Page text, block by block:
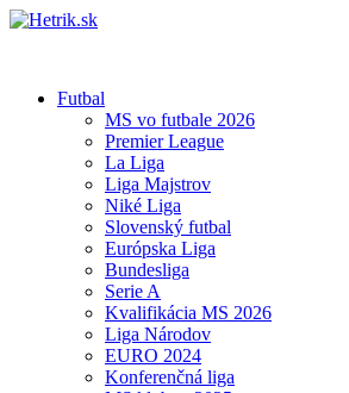
Futbal
MS vo futbale 2026
Premier League
La Liga
Liga Majstrov
Niké Liga
Slovenský futbal
Európska Liga
Bundesliga
Serie A
Kvalifikácia MS 2026
Liga Národov
EURO 2024
Konferenčná liga